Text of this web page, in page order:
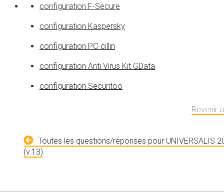
configuration F-Secure
configuration Kaspersky
configuration PC-cillin
configuration Anti Virus Kit GData
configuration Securitoo
Revenir
Toutes les questions/réponses pour UNIVERSALIS
(v.13)